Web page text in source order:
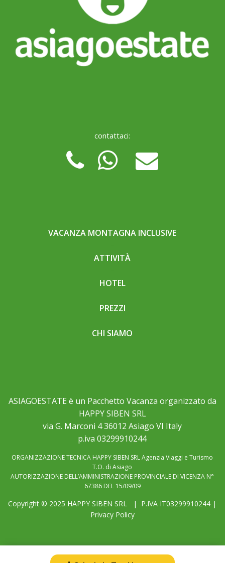
contattaci:
VACANZA MONTAGNA INCLUSIVE
ATTIVITÀ
HOTEL
PREZZI
CHI SIAMO
ASIAGOESTATE è un Pacchetto Vacanza organizzato da
HAPPY SIBEN SRL
via G. Marconi 4 36012 Asiago VI Italy
p.iva 03299910244
ORGANIZZAZIONE TECNICA HAPPY SIBEN SRL Agenzia Viaggi e Turismo
T.O. di Asiago
AUTORIZZAZIONE DELL’AMMINISTRAZIONE PROVINCIALE DI VICENZA N°
67386 DEL 15/09/09
Copyright © 2025 HAPPY SIBEN SRL | P.IVA IT03299910244 |
Privacy Policy